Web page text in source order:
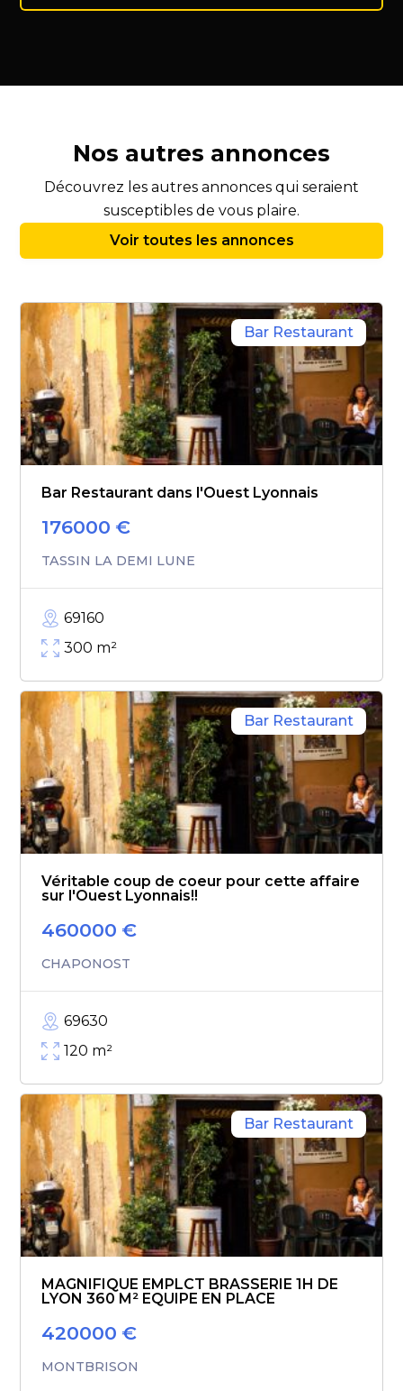
Nos autres annonces
Découvrez les autres annonces qui seraient
susceptibles de vous plaire.
Voir toutes les annonces
Bar Restaurant
Bar Restaurant dans l'Ouest Lyonnais
176000 €
TASSIN LA DEMI LUNE
69160
300 m²
Bar Restaurant
Véritable coup de coeur pour cette affaire
sur l'Ouest Lyonnais!!
460000 €
CHAPONOST
69630
120 m²
Bar Restaurant
MAGNIFIQUE EMPLCT BRASSERIE 1H DE
LYON 360 M² EQUIPE EN PLACE
420000 €
MONTBRISON